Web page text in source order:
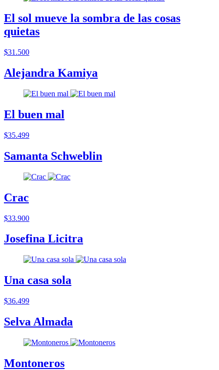
El sol mueve la sombra de las cosas
quietas
$31.500
Alejandra Kamiya
El buen mal
$35.499
Samanta Schweblin
Crac
$33.900
Josefina Licitra
Una casa sola
$36.499
Selva Almada
Montoneros